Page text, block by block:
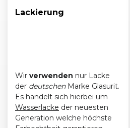
Lackierung
Wir verwenden nur Lacke
der deutschenMarke Glasurit.
Es handelt sich hierbei um
Wasserlacke der neuesten
Generation welche höchste